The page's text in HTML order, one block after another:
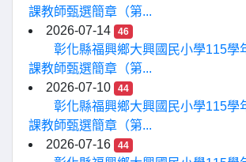
課教師甄選簡章（第...
2026-07-14
46
彰化縣福興鄉大興國民小學115學
課教師甄選簡章（第...
2026-07-10
44
彰化縣福興鄉大興國民小學115學
課教師甄選簡章（第...
2026-07-16
44